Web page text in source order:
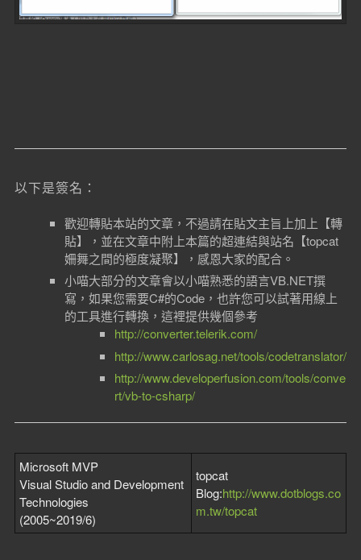
以下是簽名：
歡迎轉貼本站的文章，不過請在貼文主旨上加上【轉
貼】，並在文章中附上本篇的超連結與站名【topcat
姍舞之間的極度凝聚】，感恩大家的配合。
小喵大部分的文章會以小喵熟悉的語言VB.NET撰
寫，如果您需要C#的Code，也許您可以試著用線上
的工具進行轉換，這裡提供幾個參考
http://converter.telerik.com/
http://www.carlosag.net/tools/codetranslator/
http://www.developerfusion.com/tools/conve
rt/vb-to-csharp/
Microsoft MVP
Visual Studio and Development
Technologies
(2005~2019/6)
topcat
Blog:http://www.dotblogs.co
m.tw/topcat